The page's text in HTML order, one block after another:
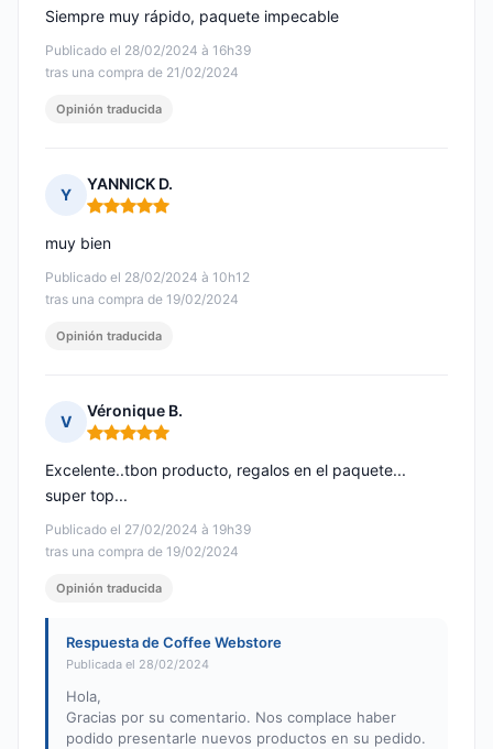
Publicado el 28/02/2024 à 16h39
tras una compra de 21/02/2024
Siempre muy rápido, paquete impecable
Opinión traducida
Y
YANNICK D.
Nota: 5 de 5
Publicado el 28/02/2024 à 10h12
tras una compra de 19/02/2024
muy bien
Opinión traducida
V
Véronique B.
Nota: 5 de 5
Publicado el 27/02/2024 à 19h39
tras una compra de 19/02/2024
Excelente..tbon producto, regalos en el paquete...
super top...
Opinión traducida
Respuesta de Coffee Webstore
Publicada el 28/02/2024
Hola,
Gracias por su comentario. Nos complace haber
podido presentarle nuevos productos en su pedido.